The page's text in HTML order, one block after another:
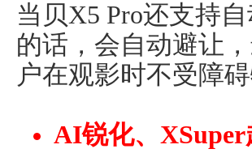
当贝X5 Pro还支持
的话，会自动避让
户在观影时不受障
AI锐化、